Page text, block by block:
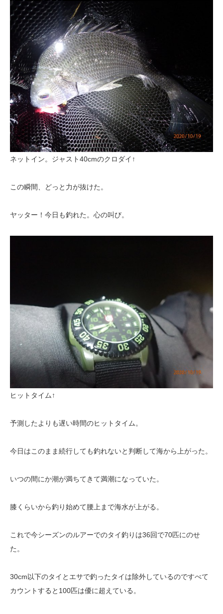
ネットイン。ジャスト40cmのクロダイ↑
この瞬間、どっと力が抜けた。
ヤッター！今日も釣れた。心の叫び。
ヒットタイム↑
予測したよりも遅い時間のヒットタイム。
今日はこのまま続行しても釣れないと判断して海から上がった。
いつの間にか潮が満ちてきて満潮になっていた。
膝くらいから釣り始めて腰上まで海水が上がる。
これで今シーズンのルアーでのタイ釣りは36回で70匹にのせ
た。
30cm以下のタイとエサで釣ったタイは除外しているのですべて
カウントすると100匹は優に超えている。